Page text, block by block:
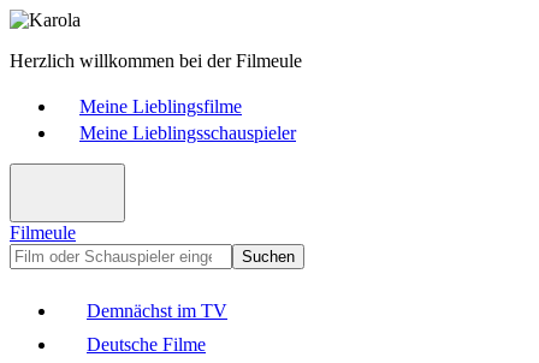
Herzlich willkommen bei der Filmeule
Meine Lieblingsfilme
Meine Lieblingsschauspieler
Filmeule
Suchen
Demnächst im TV
Deutsche Filme